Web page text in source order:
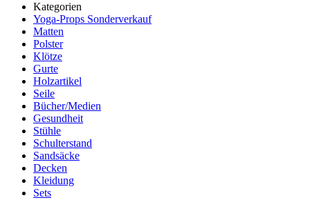
Kategorien
Yoga-Props Sonderverkauf
Matten
Polster
Klötze
Gurte
Holzartikel
Seile
Bücher/Medien
Gesundheit
Stühle
Schulterstand
Sandsäcke
Decken
Kleidung
Sets